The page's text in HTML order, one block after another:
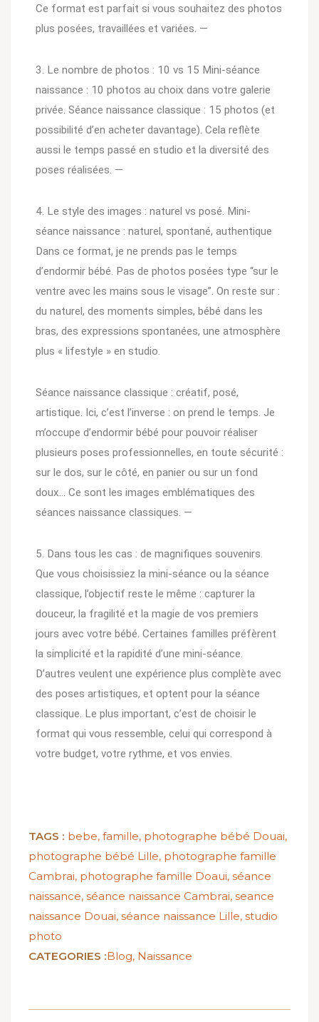
Ce format est parfait si vous souhaitez des photos
plus posées, travaillées et variées. —
3. Le nombre de photos : 10 vs 15 Mini-séance
naissance : 10 photos au choix dans votre galerie
privée. Séance naissance classique : 15 photos (et
possibilité d’en acheter davantage). Cela reflète
aussi le temps passé en studio et la diversité des
poses réalisées. —
4. Le style des images : naturel vs posé. Mini-
séance naissance : naturel, spontané, authentique
Dans ce format, je ne prends pas le temps
d’endormir bébé. Pas de photos posées type “sur le
ventre avec les mains sous le visage”. On reste sur :
du naturel, des moments simples, bébé dans les
bras, des expressions spontanées, une atmosphère
plus « lifestyle » en studio.
Séance naissance classique : créatif, posé,
artistique. Ici, c’est l’inverse : on prend le temps. Je
m’occupe d’endormir bébé pour pouvoir réaliser
plusieurs poses professionnelles, en toute sécurité :
sur le dos, sur le côté, en panier ou sur un fond
doux… Ce sont les images emblématiques des
séances naissance classiques. —
5. Dans tous les cas : de magnifiques souvenirs.
Que vous choisissiez la mini-séance ou la séance
classique, l’objectif reste le même : capturer la
douceur, la fragilité et la magie de vos premiers
jours avec votre bébé. Certaines familles préfèrent
la simplicité et la rapidité d’une mini-séance.
D’autres veulent une expérience plus complète avec
des poses artistiques, et optent pour la séance
classique. Le plus important, c’est de choisir le
format qui vous ressemble, celui qui correspond à
votre budget, votre rythme, et vos envies.
TAGS : bebe, famille, photographe bébé Douai,
photographe bébé Lille, photographe famille
Cambrai, photographe famille Doaui, séance
naissance, séance naissance Cambrai, seance
naissance Douai, séance naissance Lille, studio
photo
CATEGORIES :Blog, Naissance